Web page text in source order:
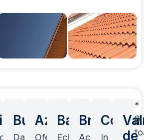
Busteni
Daca
Azuga
Oferim
Baicoi
Echipa
Breaza
Acoperisul
In
de
*
Si